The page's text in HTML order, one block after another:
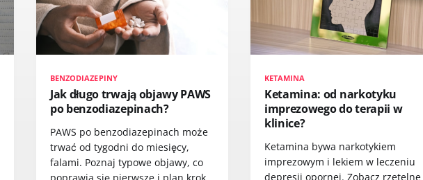
BENZODIAZEPINY
Jak długo trwają objawy PAWS
po benzodiazepinach?
PAWS po benzodiazepinach może
trwać od tygodni do miesięcy,
falami. Poznaj typowe objawy, co
KETAMINA
Ketamina: od narkotyku
imprezowego do terapii w
klinice?
Ketamina bywa narkotykiem
imprezowym i lekiem w leczeniu
depresji opornej. Zobacz rzetelne